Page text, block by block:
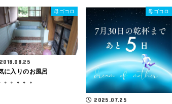
母ゴコロ
2018.08.25
に入りのお風呂
。。。。。
母ゴコロ
2025.07.25